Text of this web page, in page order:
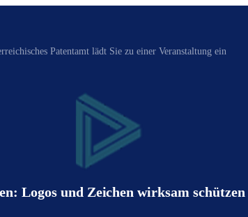
Patentamt‬ lädt Sie zu einer Veranstaltung ein
Logos und Zeichen wirksam schützen